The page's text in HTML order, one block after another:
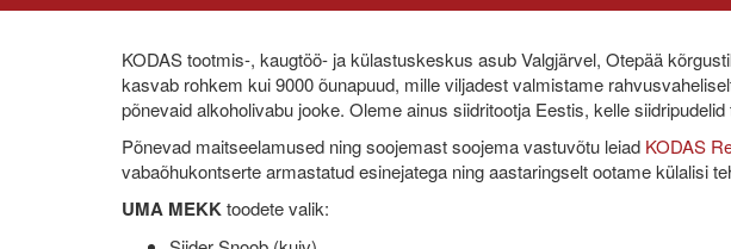
KODAS tootmis-, kaugtöö- ja külastuskeskus asub Valgjärvel, Otepää
kasvab rohkem kui 9000 õunapuud, mille viljadest valmistame
põnevaid alkoholivabu jooke. Oleme ainus siidritootja Eestis, kelle
Põnevad maitseelamused ning soojemast soojema vastuvõtu leiad KODAS
vabaõhukontserte armastatud esinejatega ning aastaringselt ootame külalisi
UMA MEKKtoodete valik: